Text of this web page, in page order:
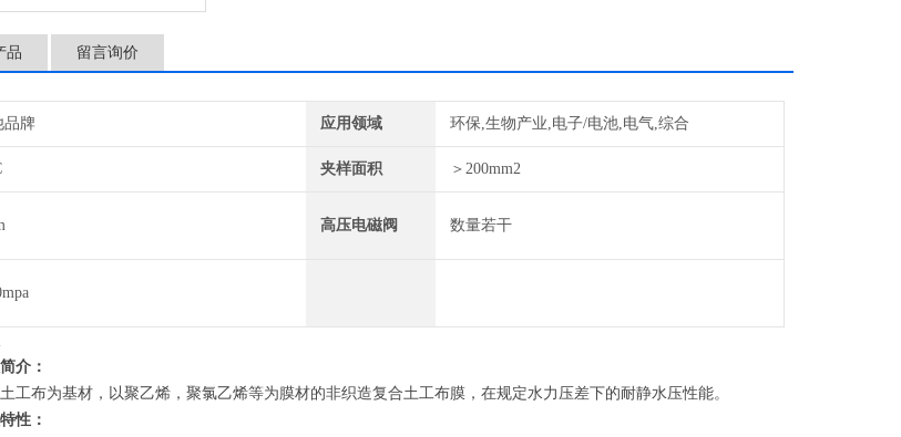
品 留言询价
品牌 应用领域 环保,生物产业,电子/电池,电气,综合
夹样面积 ＞200mm2
高压电磁阀 数量若干
介：
工布为基材，以聚乙烯，聚氯乙烯等为膜材的非织造复合土工布膜，在规定水力压差下的耐静水压性能。
性：